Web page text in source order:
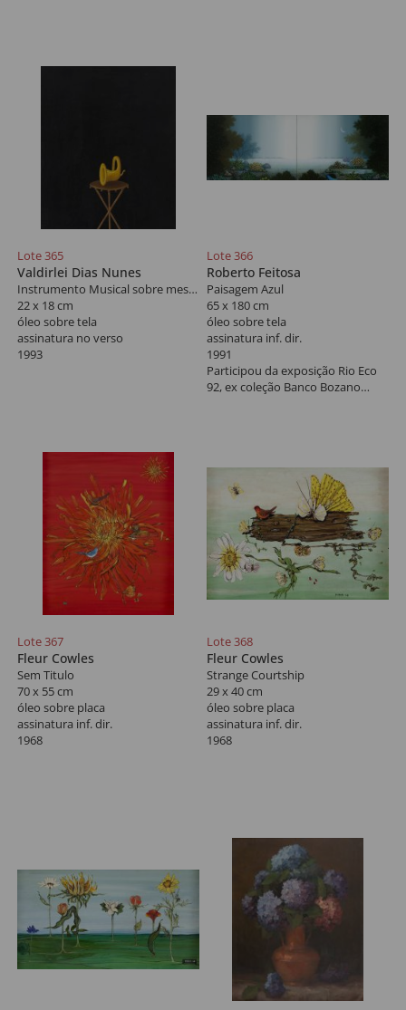
Lote 365
Valdirlei Dias Nunes
Instrumento Musical sobre mesa Tripé
22 x 18 cm
óleo sobre tela
assinatura no verso
1993
Lote 366
Roberto Feitosa
Paisagem Azul
65 x 180 cm
óleo sobre tela
assinatura inf. dir.
1991
Participou da exposição Rio Eco
92, ex coleção Banco Bozano
Lote 367
Fleur Cowles
Sem Titulo
70 x 55 cm
óleo sobre placa
assinatura inf. dir.
1968
Lote 368
Fleur Cowles
Strange Courtship
29 x 40 cm
óleo sobre placa
assinatura inf. dir.
1968